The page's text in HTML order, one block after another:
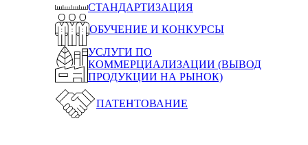
СТАНДАРТИЗАЦИЯ
ОБУЧЕНИЕ И КОНКУРСЫ
УСЛУГИ ПО
КОММЕРЦИАЛИЗАЦИИ (ВЫВОД
ПРОДУКЦИИ НА РЫНОК)
ПАТЕНТОВАНИЕ